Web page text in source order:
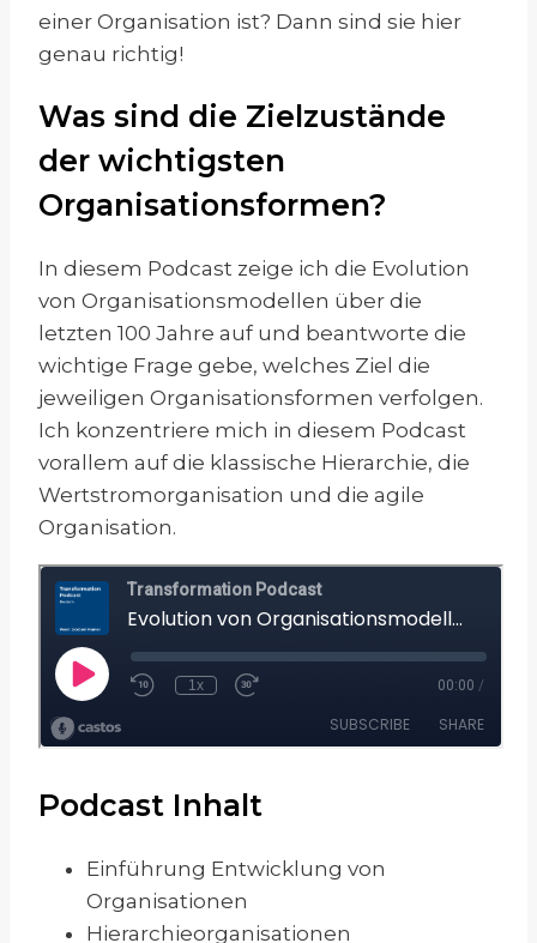
einer Organisation ist? Dann sind sie hier
genau richtig!
Was sind die Zielzustände
der wichtigsten
Organisationsformen?
In diesem Podcast zeige ich die Evolution
von Organisationsmodellen über die
letzten 100 Jahre auf und beantworte die
wichtige Frage gebe, welches Ziel die
jeweiligen Organisationsformen verfolgen.
Ich konzentriere mich in diesem Podcast
vorallem auf die klassische Hierarchie, die
Wertstromorganisation und die agile
Organisation.
Podcast Inhalt
Einführung Entwicklung von
Organisationen
Hierarchieorganisationen